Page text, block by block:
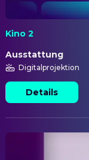
Kino 2
Ausstattung
Digitalprojektion
Details